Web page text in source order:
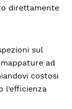
direttamente
sul
ad
costosi
l’efficienza